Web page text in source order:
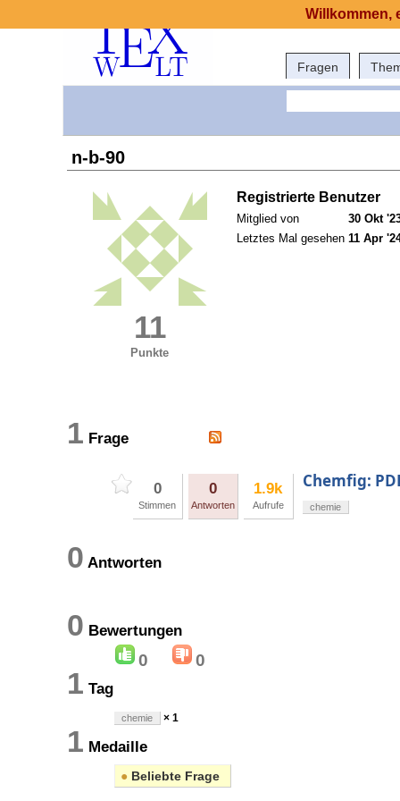
Fragen
n-b-90
11
Punkte
Registrierte Benutzer
Mitglied von
30 Okt
Letztes Mal gesehen 11 Apr
1 Frage
0
Stimmen
0
Antworten
1.9k
Aufrufe
Chemfig:
chemie
0 Antworten
0 Bewertungen
0 0
1 Tag
chemie × 1
1 Medaille
● Beliebte Frage
Willkommen,